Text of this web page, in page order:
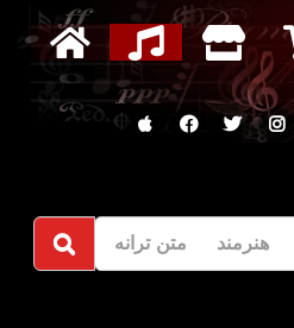
متن ترانه